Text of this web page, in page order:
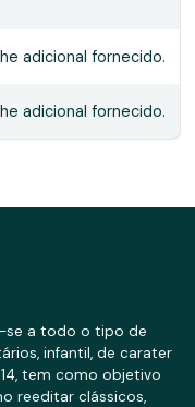
adicional fornecido.
adicional fornecido.
se a todo o tipo de
infantil, de carater
tem como objetivo
reeditar clássicos,